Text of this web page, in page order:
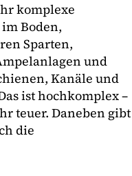
komplexe
Boden,
Sparten,
und
Kanäle und
ist hochkomplex –
teuer. Daneben gibt
die